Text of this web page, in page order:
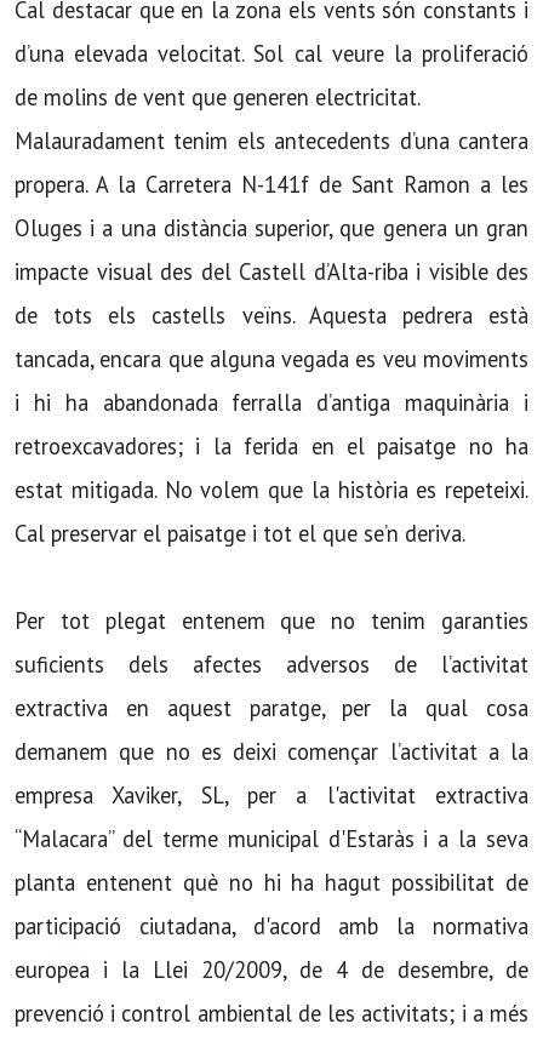
Cal destacar que en la zona els vents són constants i
d’una elevada velocitat. Sol cal veure la proliferació
de molins de vent que generen electricitat.
Malauradament tenim els antecedents d’una cantera
propera. A la Carretera N-141f de Sant Ramon a les
Oluges i a una distància superior, que genera un gran
impacte visual des del Castell d’Alta-riba i visible des
de tots els castells veïns. Aquesta pedrera està
tancada, encara que alguna vegada es veu moviments
i hi ha abandonada ferralla d’antiga maquinària i
retroexcavadores; i la ferida en el paisatge no ha
estat mitigada. No volem que la història es repeteixi.
Cal preservar el paisatge i tot el que se’n deriva.
Per tot plegat entenem que no tenim garanties
suficients dels afectes adversos de l’activitat
extractiva en aquest paratge, per la qual cosa
demanem que no es deixi començar l’activitat a la
empresa Xaviker, SL, per a l'activitat extractiva
“Malacara” del terme municipal d'Estaràs i a la seva
planta entenent què no hi ha hagut possibilitat de
participació ciutadana, d'acord amb la normativa
europea i la Llei 20/2009, de 4 de desembre, de
prevenció i control ambiental de les activitats; i a més